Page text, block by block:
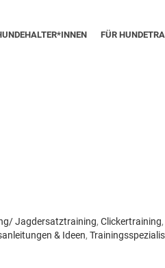
FÜR
Jagdersatztraining, Clickertraining,
& Ideen,